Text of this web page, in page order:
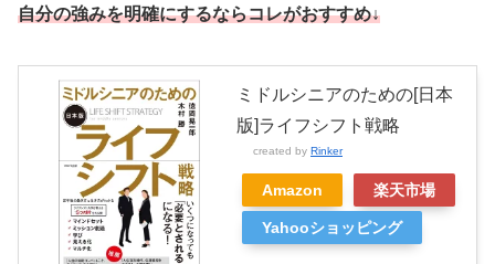
自分の強みを明確にするならコレがおすすめ↓
ミドルシニアのための[日本
版]ライフシフト戦略
created by Rinker
Amazon 楽天市場
Yahooショッピング